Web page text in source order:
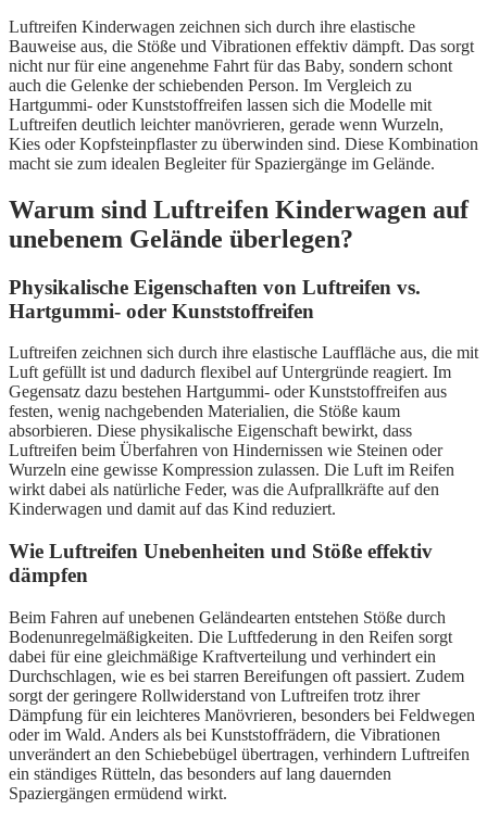
Luftreifen Kinderwagen zeichnen sich durch ihre elastische
Bauweise aus, die Stöße und Vibrationen effektiv dämpft. Das sorgt
nicht nur für eine angenehme Fahrt für das Baby, sondern schont
auch die Gelenke der schiebenden Person. Im Vergleich zu
Hartgummi- oder Kunststoffreifen lassen sich die Modelle mit
Luftreifen deutlich leichter manövrieren, gerade wenn Wurzeln,
Kies oder Kopfsteinpflaster zu überwinden sind. Diese Kombination
macht sie zum idealen Begleiter für Spaziergänge im Gelände.
Warum sind Luftreifen Kinderwagen auf
unebenem Gelände überlegen?
Physikalische Eigenschaften von Luftreifen vs.
Hartgummi- oder Kunststoffreifen
Luftreifen zeichnen sich durch ihre elastische Lauffläche aus, die mit
Luft gefüllt ist und dadurch flexibel auf Untergründe reagiert. Im
Gegensatz dazu bestehen Hartgummi- oder Kunststoffreifen aus
festen, wenig nachgebenden Materialien, die Stöße kaum
absorbieren. Diese physikalische Eigenschaft bewirkt, dass
Luftreifen beim Überfahren von Hindernissen wie Steinen oder
Wurzeln eine gewisse Kompression zulassen. Die Luft im Reifen
wirkt dabei als natürliche Feder, was die Aufprallkräfte auf den
Kinderwagen und damit auf das Kind reduziert.
Wie Luftreifen Unebenheiten und Stöße effektiv
dämpfen
Beim Fahren auf unebenen Geländearten entstehen Stöße durch
Bodenunregelmäßigkeiten. Die Luftfederung in den Reifen sorgt
dabei für eine gleichmäßige Kraftverteilung und verhindert ein
Durchschlagen, wie es bei starren Bereifungen oft passiert. Zudem
sorgt der geringere Rollwiderstand von Luftreifen trotz ihrer
Dämpfung für ein leichteres Manövrieren, besonders bei Feldwegen
oder im Wald. Anders als bei Kunststoffrädern, die Vibrationen
unverändert an den Schiebebügel übertragen, verhindern Luftreifen
ein ständiges Rütteln, das besonders auf lang dauernden
Spaziergängen ermüdend wirkt.